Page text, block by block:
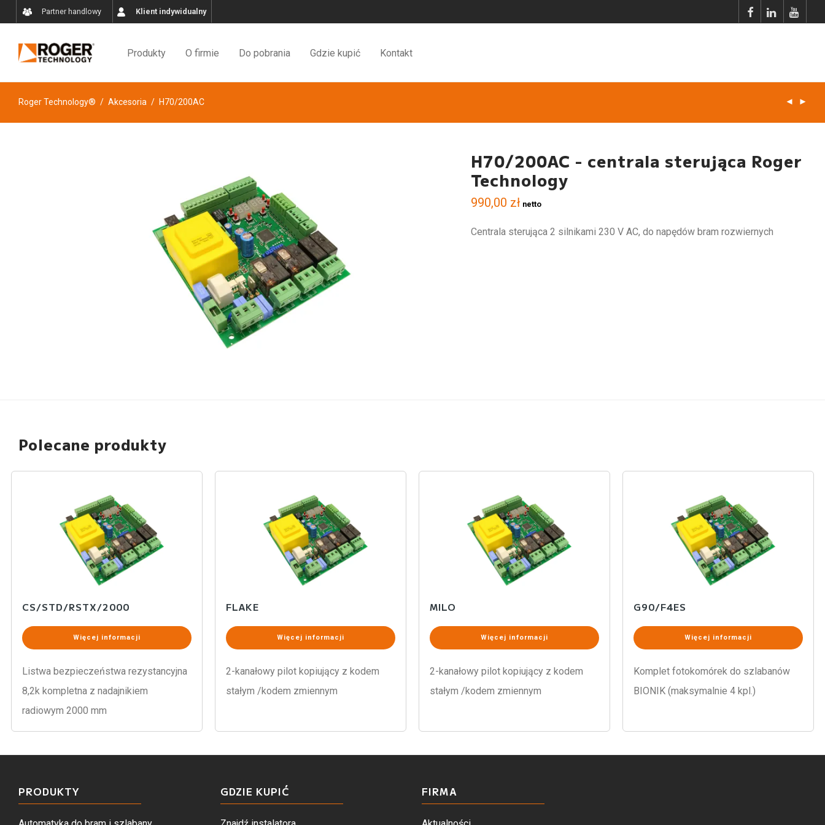
Partner handlowy Klient indywidualny
Produkty O firmie Do pobrania Gdzie kupić Kontakt
Roger Technology® / Akcesoria / H70/200AC
H70/200AC - centrala sterująca Roger
Technology
990,00 zł netto
Centrala sterująca 2 silnikami 230 V AC, do napędów bram rozwiernych
Polecane produkty
CS/STD/RSTX/2000
Więcej informacji
Listwa bezpieczeństwa rezystancyjna
8,2k kompletna z nadajnikiem
radiowym 2000 mm
FLAKE
Więcej informacji
2-kanałowy pilot kopiujący z kodem
stałym /kodem zmiennym
MILO
Więcej informacji
2-kanałowy pilot kopiujący z kodem
stałym /kodem zmiennym
G90/F4ES
Więcej informacji
Komplet fotokomórek do szlabanów
BIONIK (maksymalnie 4 kpl.)
PRODUKTY GDZIE KUPIĆ FIRMA